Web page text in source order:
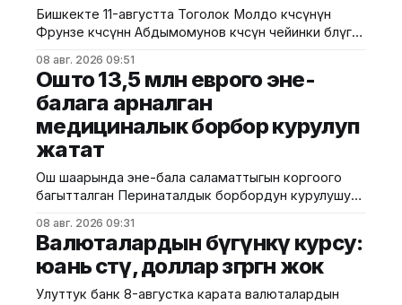
жана долбоордук документтер таризделбестен
жүргүзүлгөн. Жер казууда
Бишкекте 11-августта Тоголок Молдо көчөсүнүн
Фрунзе көчөсүнөн Абдымомунов көчөсүнө чейинки бөлүгү
мэриясынын билдиришкендей, аталган тилкеде
бул убакта курулуш иштери жүргүзүлөт. Ал эми
Фрунзе жана Панфилов көчөлөрүнүн кесилиши
кайрадан унаалар үчүн ачылат. Мэрия
айдоочуларды жол кыймылындагы убактылуу
өзгөрүүлөрдү эске алып, жол белгилеринин
талаптарын так
08 авг. 2026 09:51
Ошто 13,5 млн еврого эне-
балага арналган
медициналык борбор курулуп
жатат
Ош шаарында эне-бала саламаттыгын коргоого
багытталган Перинаталдык борбордун курулушу
министрлигинин басма сөз кызматы билдирди.
Маалыматка ылайык, долбоор Германиянын
өнүктүрүү банкынын (KfW) 13,5 млн евро өлчөмүндөгү
08 авг. 2026 09:31
Валюталардын бүгүнкү курсу:
юань өстү, доллар өзгөргөн жок
Улуттук банк 8-августка карата валюталардын